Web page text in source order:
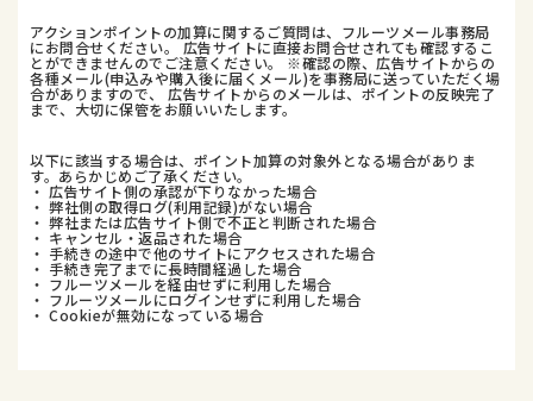
アクションポイントの加算に関するご質問は、フルーツメール事務局
にお問合せください。 広告サイトに直接お問合せされても確認するこ
とができませんのでご注意ください。 ※確認の際、広告サイトからの
各種メール(申込みや購入後に届くメール)を事務局に送っていただく場
合がありますので、 広告サイトからのメールは、ポイントの反映完了
まで、大切に保管をお願いいたします。
以下に該当する場合は、ポイント加算の対象外となる場合がありま
す。あらかじめご了承ください。
・ 広告サイト側の承認が下りなかった場合
・ 弊社側の取得ログ(利用記録)がない場合
・ 弊社または広告サイト側で不正と判断された場合
・ キャンセル・返品された場合
・ 手続きの途中で他のサイトにアクセスされた場合
・ 手続き完了までに長時間経過した場合
・ フルーツメールを経由せずに利用した場合
・ フルーツメールにログインせずに利用した場合
・ Cookieが無効になっている場合